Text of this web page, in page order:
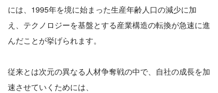
には、1995年を境に始まった生産年齢人口の減少に加
え、テクノロジーを基盤とする産業構造の転換が急速に進
んだことが挙げられます。
従来とは次元の異なる人材争奪戦の中で、自社の成長を加
速させていくためには、